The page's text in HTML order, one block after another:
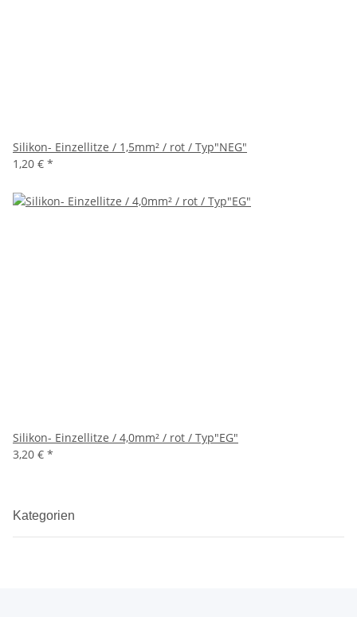
Silikon- Einzellitze / 1,5mm² / rot / Typ"NEG"
1,20 € *
Silikon- Einzellitze / 4,0mm² / rot / Typ"EG"
3,20 € *
Kategorien